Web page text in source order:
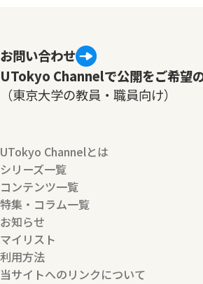
お問い合わせ
UTokyo Channelで公開をご希望
（東京大学の教員・職員向け）
UTokyo Channelとは
シリーズ一覧
コンテンツ一覧
特集・コラム一覧
お知らせ
マイリスト
利用方法
当サイトへのリンクについて